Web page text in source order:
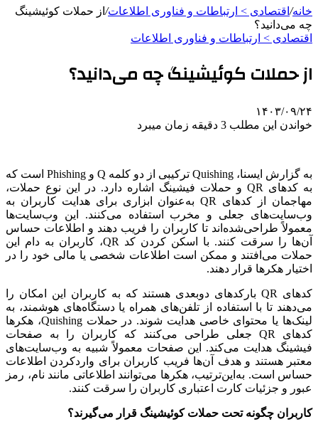
خانه/ اقتصادی > ارتباطات و فناوری اطلاعات/ از حملات کوئیشینگ
چه می‌دانید؟
اقتصادی > ارتباطات و فناوری اطلاعات
از حملات کوئیشینگ چه می‌دانید؟
۱۴۰۳/۰۹/۲۴
خواندن این مطلب 3 دقیقه زمان میبرد
به گزارش ایسنا، Quishing ترکیبی از دو کلمه Q و Phishing است که
به کدهای QR و حملات فیشینگ اشاره دارد. در این نوع حملات،
مهاجمان از کدهای QR به‌عنوان ابزاری برای هدایت کاربران به
وب‌سایت‌های جعلی و مخرب استفاده می‌کنند. این وب‌سایت‌ها
معمولاً طراحی‌شده‌اند تا کاربران را فریب دهند و اطلاعات حساس
آن‌ها را سرقت کنند. با اسکن کردن کد QR، کاربران به دام این
حملات می‌افتند و ممکن است اطلاعات شخصی یا مالی خود را در
اختیار هکرها قرار دهند.
کدهای QR بارکدهای دوبعدی هستند که به کاربران این امکان را
می‌دهند تا با استفاده از تلفن‌های همراه یا دستگاه‌های هوشمند، به
لینک‌ها یا محتوای خاصی هدایت شوند. در حملات Quishing، هکرها
کدهای QR جعلی طراحی می‌کنند که کاربران را به صفحات
فیشینگ هدایت می‌کند. این صفحات معمولاً شبیه به وب‌سایت‌های
معتبر هستند و هدف آن‌ها فریب کاربران برای واردکردن اطلاعات
حساس است. به‌این‌ترتیب، هکرها می‌توانند اطلاعاتی مانند نام، رمز
عبور و جزئیات کارت اعتباری کاربران را سرقت کنند.
کاربران چگونه تحت حملات کوئیشینگ قرار می‌گیرند؟